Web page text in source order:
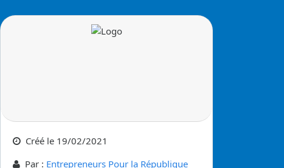
Créé le 19/02/2021
Par : Entrepreneurs Pour la République